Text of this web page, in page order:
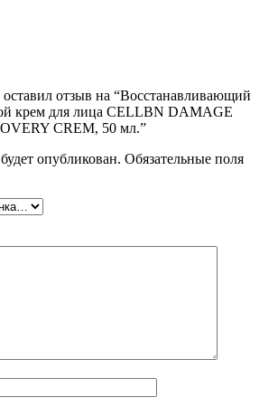
отзыв на “Восстанавливающий
крем для лица CELLBN DAMAGE
CREM, 50 мл.”
опубликован. Обязательные поля